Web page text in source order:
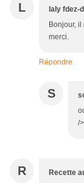
L laly fdez-
Bonjour,
merci.
Répondre
S
/
R Recette